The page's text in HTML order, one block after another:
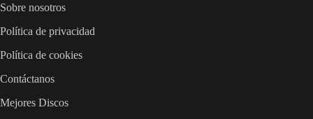
Sobre nosotros
Política de privacidad
Política de cookies
Contáctanos
Mejores Discos